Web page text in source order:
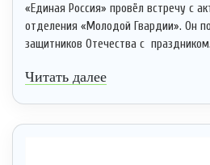
«Единая Россия» провёл встречу с
отделения «Молодой Гвардии». Он
защитников Отечества с праздником.
Читать далее